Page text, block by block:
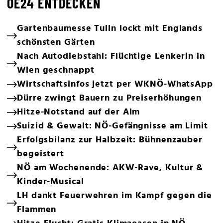
Gartenbaumesse Tulln lockt mit Englands
schönsten Gärten
Nach Autodiebstahl: Flüchtige Lenkerin in
Wien geschnappt
Wirtschaftsinfos jetzt per WKNÖ-WhatsApp
Dürre zwingt Bauern zu Preiserhöhungen
Hitze-Notstand auf der Alm
Suizid & Gewalt: NÖ-Gefängnisse am Limit
Erfolgsbilanz zur Halbzeit: Bühnenzauber
begeistert
NÖ am Wochenende: AKW-Rave, Kultur &
Kinder-Musical
LH dankt Feuerwehren im Kampf gegen die
Flammen